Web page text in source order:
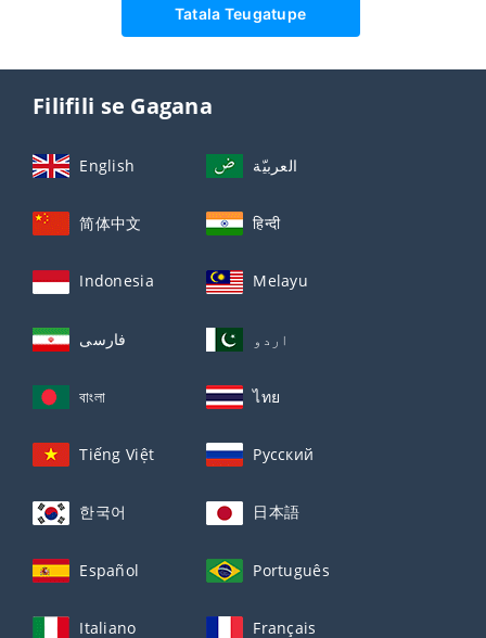
Tatala Teugatupe
Filifili se Gagana
English العربيّة
简体中文 हिन्दी
Indonesia Melayu
فارسی اردو
বাংলা ไทย
Tiếng Việt Русский
한국어 日本語
Español Português
Italiano Français